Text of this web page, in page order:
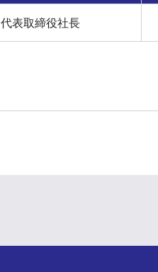
代表取締役社長